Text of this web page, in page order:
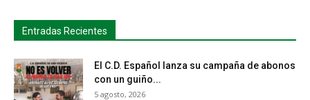
Entradas Recientes
El C.D. Español lanza su campaña de abonos
con un guiño...
5 agosto, 2026